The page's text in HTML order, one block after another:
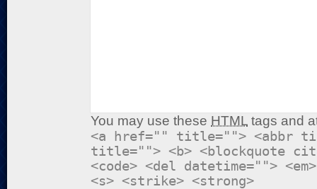
You may use these HTML tags and
<a href="" title=""> <abbr
title=""> <b> <blockquote
<code> <del datetime="">
<s> <strike> <strong>